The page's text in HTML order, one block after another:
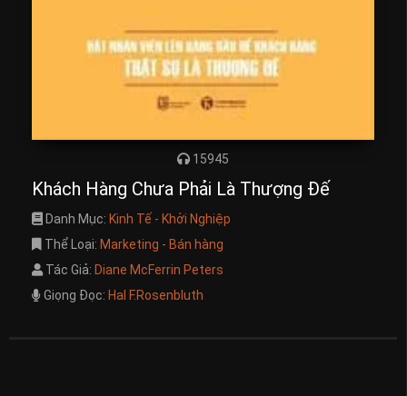
15945
Khách Hàng Chưa Phải Là Thượng Đế
Danh Mục: Kinh Tế - Khởi Nghiệp
Thể Loại: Marketing - Bán hàng
Tác Giả: Diane McFerrin Peters
Giọng Đọc: Hal F.Rosenbluth